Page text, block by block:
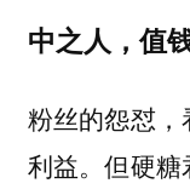
中之人，值
粉丝的怨怼
利益。但硬糖